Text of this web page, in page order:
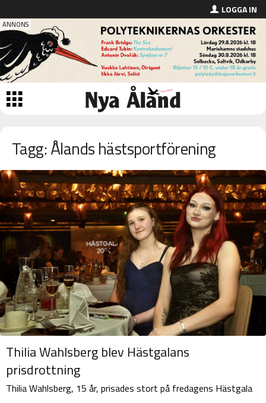
LOGGA IN
Tagg: Ålands hästsportförening
Thilia Wahlsberg blev Hästgalans
prisdrottning
Thilia Wahlsberg, 15 år, prisades stort på fredagens Hästgala